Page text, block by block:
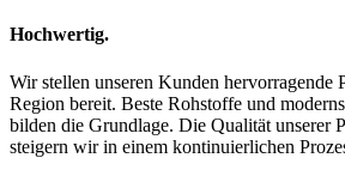
Hochwertig.
Wir stellen unseren Kunden hervorragende
Region bereit. Beste Rohstoffe und
bilden die Grundlage. Die Qualität unserer
steigern wir in einem kontinuierlichen